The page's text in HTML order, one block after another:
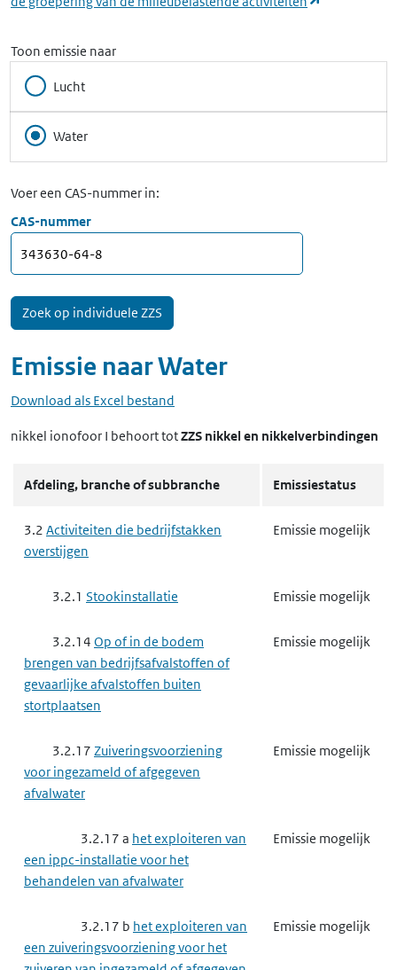
Toon emissie naar
Lucht
Water
Voer een CAS-nummer in:
CAS-nummer
Emissie naarWater
Download als Excel bestand
nikkel ionofoor I behoort totZZS nikkel en nikkelverbindingen
Afdeling, branche of subbranche Emissiestatus
3.2 Activiteiten die bedrijfstakken
overstijgen
Emissie mogelijk
3.2.1 Stookinstallatie Emissie mogelijk
3.2.14 Op of in de bodem
brengen van bedrijfsafvalstoffen of
gevaarlijke afvalstoffen buiten
stortplaatsen
Emissie mogelijk
3.2.17 Zuiveringsvoorziening
voor ingezameld of afgegeven
afvalwater
Emissie mogelijk
3.2.17 a het exploiteren van
een ippc-installatie voor het
behandelen van afvalwater
Emissie mogelijk
3.2.17 b het exploiteren van
een zuiveringsvoorziening voor het
Emissie mogelijk